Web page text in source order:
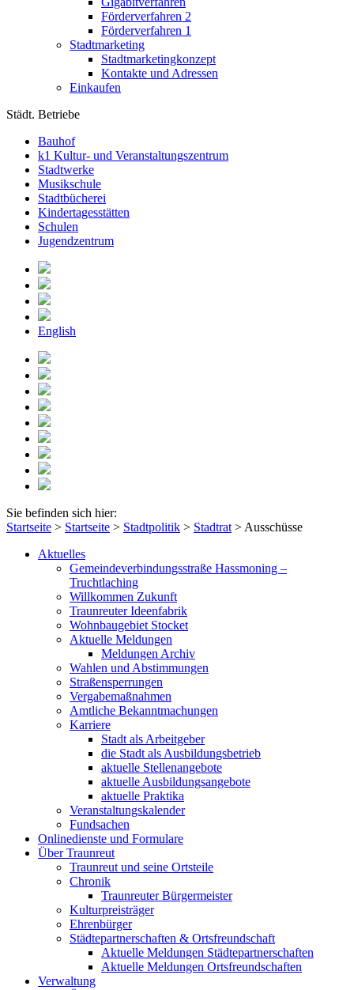
Förderverfahren 2
Förderverfahren 1
Stadtmarketing
Stadtmarketingkonzept
Kontakte und Adressen
Einkaufen
Städt. Betriebe
Bauhof
k1 Kultur- und Veranstaltungszentrum
Stadtwerke
Musikschule
Stadtbücherei
Kindertagesstätten
Schulen
Jugendzentrum
English
Sie befinden sich hier:
Startseite > Startseite > Stadtpolitik > Stadtrat > Ausschüsse
Aktuelles
Gemeindeverbindungsstraße Hassmoning –
Truchtlaching
Willkommen Zukunft
Traunreuter Ideenfabrik
Wohnbaugebiet Stocket
Aktuelle Meldungen
Meldungen Archiv
Wahlen und Abstimmungen
Straßensperrungen
Vergabemaßnahmen
Amtliche Bekanntmachungen
Karriere
Stadt als Arbeitgeber
die Stadt als Ausbildungsbetrieb
aktuelle Stellenangebote
aktuelle Ausbildungsangebote
aktuelle Praktika
Veranstaltungskalender
Fundsachen
Onlinedienste und Formulare
Über Traunreut
Traunreut und seine Ortsteile
Chronik
Traunreuter Bürgermeister
Kulturpreisträger
Ehrenbürger
Städtepartnerschaften & Ortsfreundschaft
Aktuelle Meldungen Städtepartnerschaften
Aktuelle Meldungen Ortsfreundschaften
Verwaltung